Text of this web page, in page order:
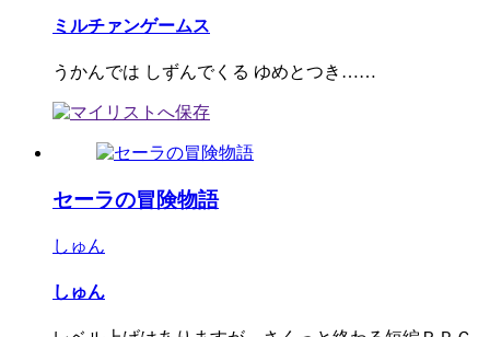
ミルチァンゲームス
うかんでは しずんでくる ゆめとつき……
セーラの冒険物語
しゅん
しゅん